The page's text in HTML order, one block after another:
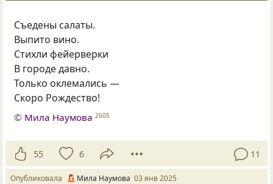
Съедены салаты.
Выпито вино.
Стихли фейерверки
В городе давно.
Только оклемались —
Скоро Рождество!
© Мила Наумова 2605
55 6 11
Опубликовала Мила Наумова 03 янв 2025